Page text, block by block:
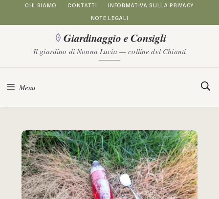
al
contenuto
CHI SIAMO CONTATTI INFORMATIVA SULLA PRIVACY
NOTE LEGALI
Giardinaggio e Consigli
Il giardino di Nonna Lucia — colline del Chianti
Menu